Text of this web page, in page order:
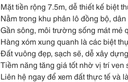
Mặt tiền rộng 7.5m, dễ thiết kế biệt
Nằm trong khu phân lô đồng bộ, dân
Gần sông, môi trường sống mát mẻ
Hàng xóm xung quanh là các biệt
Đất vuông đẹp, sạch sẽ, dễ xây
Tiềm năng tăng giá tốt nhờ vị trí
Liên hệ ngay để xem đất thực tế và